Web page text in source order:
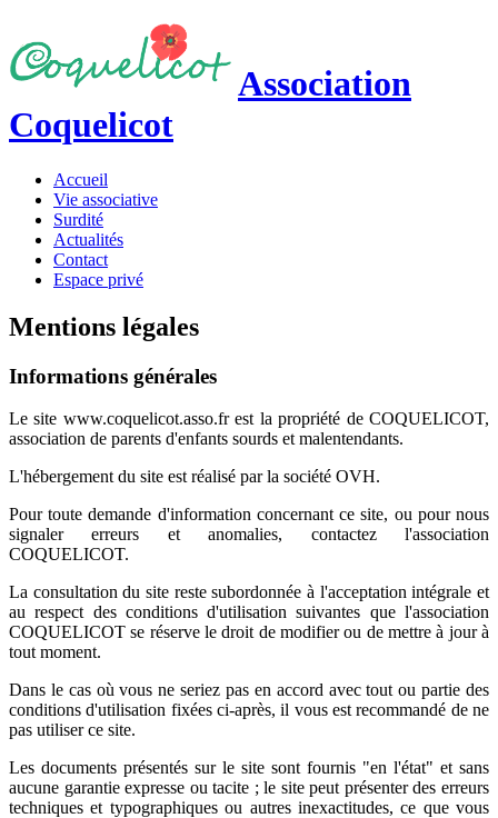
Association
Coquelicot
Accueil
Vie associative
Surdité
Actualités
Contact
Espace privé
Mentions légales
Informations générales
Le site www.coquelicot.asso.fr est la propriété de COQUELICOT,
association de parents d'enfants sourds et malentendants.
L'hébergement du site est réalisé par la société OVH.
Pour toute demande d'information concernant ce site, ou pour nous
signaler erreurs et anomalies, contactez l'association
COQUELICOT.
La consultation du site reste subordonnée à l'acceptation intégrale et
au respect des conditions d'utilisation suivantes que l'association
COQUELICOT se réserve le droit de modifier ou de mettre à jour à
tout moment.
Dans le cas où vous ne seriez pas en accord avec tout ou partie des
conditions d'utilisation fixées ci-après, il vous est recommandé de ne
pas utiliser ce site.
Les documents présentés sur le site sont fournis "en l'état" et sans
aucune garantie expresse ou tacite ; le site peut présenter des erreurs
techniques et typographiques ou autres inexactitudes, ce que vous